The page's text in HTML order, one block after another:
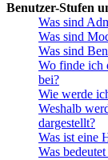
Benutzer-Stufen
Was sind
Was sind
Was sind
Wo finde ich
bei?
Wie werde
Weshalb
dargestellt?
Was ist eine
Was